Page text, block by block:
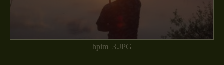
hpim_3.JPG